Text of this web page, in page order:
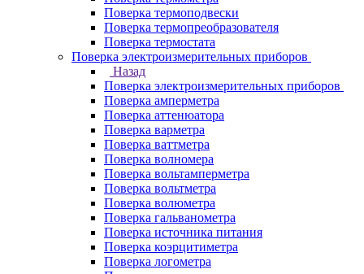
Поверка термоподвески
Поверка термопреобразователя
Поверка термостата
Поверка электроизмерительных приборов
Назад
Поверка электроизмерительных приборов
Поверка амперметра
Поверка аттенюатора
Поверка варметра
Поверка ваттметра
Поверка волномера
Поверка вольтамперметра
Поверка вольтметра
Поверка волюметра
Поверка гальванометра
Поверка источника питания
Поверка коэрцитиметра
Поверка логометра